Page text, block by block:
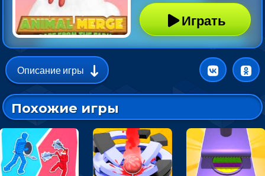
Играть
Описание игры
Похожие игры